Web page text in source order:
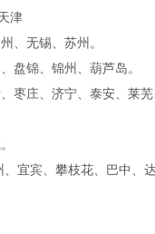
津
、无锡、苏州。
盘锦、锦州、葫芦岛。
枣庄、济宁、泰安、莱
宜宾、攀枝花、巴中、